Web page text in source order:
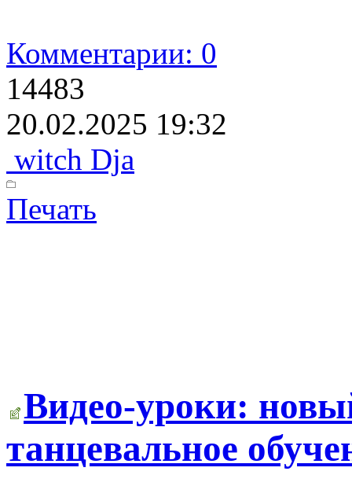
Комментарии: 0
14483
20.02.2025 19:32
witch Dja
Печать
Видео-уроки:
танцевальное